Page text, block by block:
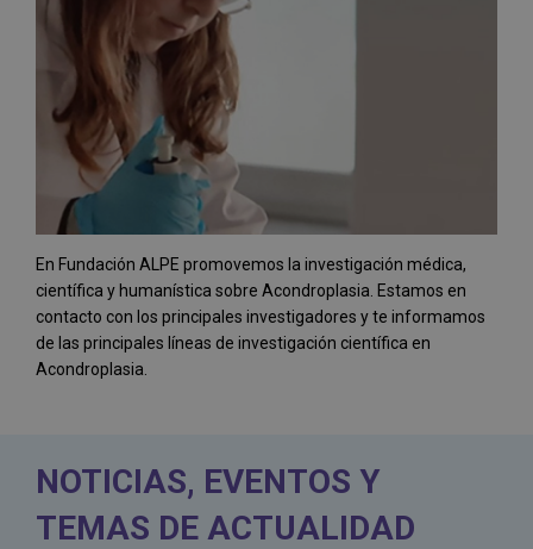
En Fundación ALPE promovemos la investigación médica,
científica y humanística sobre Acondroplasia. Estamos en
contacto con los principales investigadores y te informamos
de las principales líneas de investigación científica en
Acondroplasia.
NOTICIAS, EVENTOS Y
TEMAS DE ACTUALIDAD